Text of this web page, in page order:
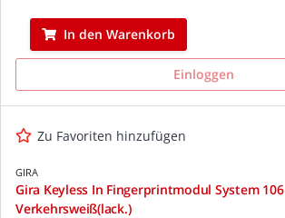
In den Warenkorb
Einloggen
Zu Favoriten hinzufügen
GIRA
Gira Keyless In Fingerprintmodul System 106
Verkehrsweiß(lack.)